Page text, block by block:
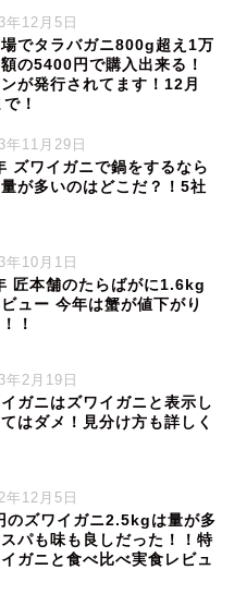
12月5日
でタラバガニ800g超え1万
の5400円で購入出来る！
が発行されてます！12月
！
11月29日
ズワイガニで鍋をするなら
が多いのはどこだ？！5社
10月1日
匠本舗のたらばがに1.6kg
ュー 今年は蟹が値下がり
！
2月19日
ガニはズワイガニと表示し
はダメ！見分け方も詳しく
12月5日
のズワイガニ2.5kgは量が多
スパも味も良しだった！！特
ガニと食べ比べ実食レビュ